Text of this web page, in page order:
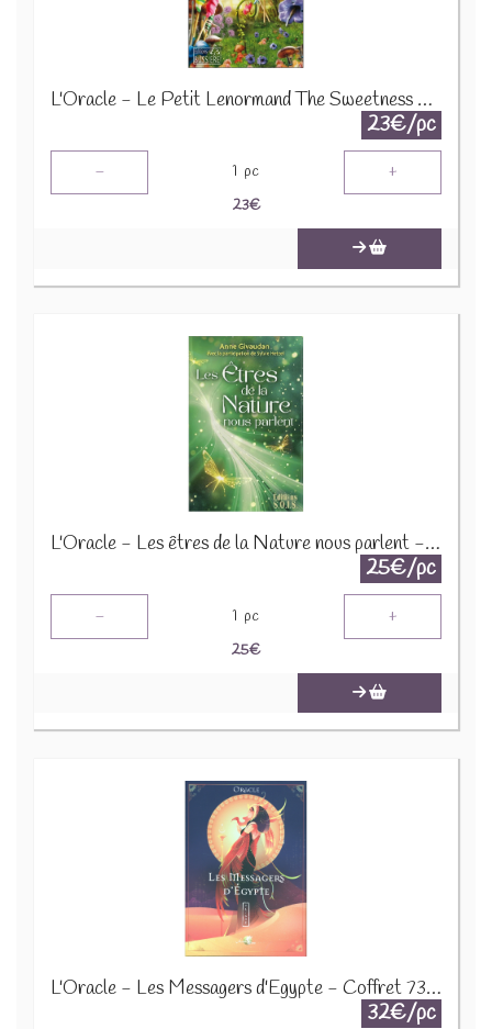
L'Oracle - Le Petit Lenormand The Sweetness of Lenormand - Coffret 70249
23€/pc
- 1 pc +
23€
L'Oracle - Les êtres de la Nature nous parlent - Coffret 78022
25€/pc
- 1 pc +
25€
L'Oracle - Les Messagers d'Egypte - Coffret 73289
32€/pc